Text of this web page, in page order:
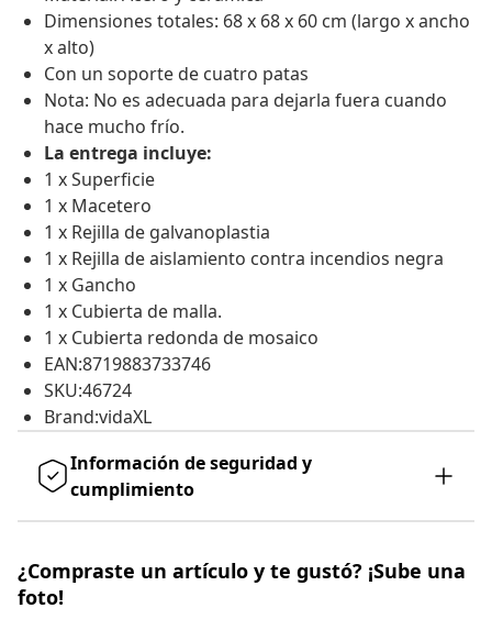
Dimensiones totales: 68 x 68 x 60 cm (largo x ancho
x alto)
Con un soporte de cuatro patas
Nota: No es adecuada para dejarla fuera cuando
hace mucho frío.
La entrega incluye:
1 x Superficie
1 x Macetero
1 x Rejilla de galvanoplastia
1 x Rejilla de aislamiento contra incendios negra
1 x Gancho
1 x Cubierta de malla.
1 x Cubierta redonda de mosaico
EAN:8719883733746
SKU:46724
Brand:vidaXL
Información de seguridad y
cumplimiento
¿Compraste un artículo y te gustó? ¡Sube una
foto!